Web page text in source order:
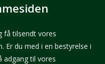
få tilsendt vores
Er du med i en bestyrelse i
til vores